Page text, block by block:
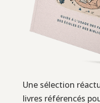
Une sélection
livres référencés